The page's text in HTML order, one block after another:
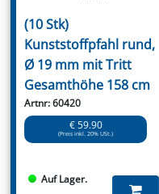
(10 Stk)
Kunststoffpfahl rund,
Ø 19 mm mit Tritt
Gesamthöhe 158 cm
Artnr: 60420
€ 59.90
(Preis inkl. 20% USt.)
Auf Lager.